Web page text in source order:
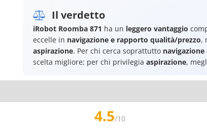
Il verdetto
iRobot Roomba 871 ha un leggero vantaggio
eccelle in navigazione e rapporto qualità/prezzo,
aspirazione. Per chi cerca soprattutto
scelta migliore; per chi privilegia aspirazione,
4.5/10